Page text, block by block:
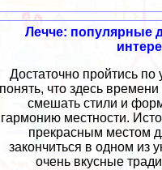
Лечче: популярные
Достаточно пройтись
понять, что здесь
смешать стили и
гармонию местности.
прекрасным местом
закончиться в одном из
очень вкусные